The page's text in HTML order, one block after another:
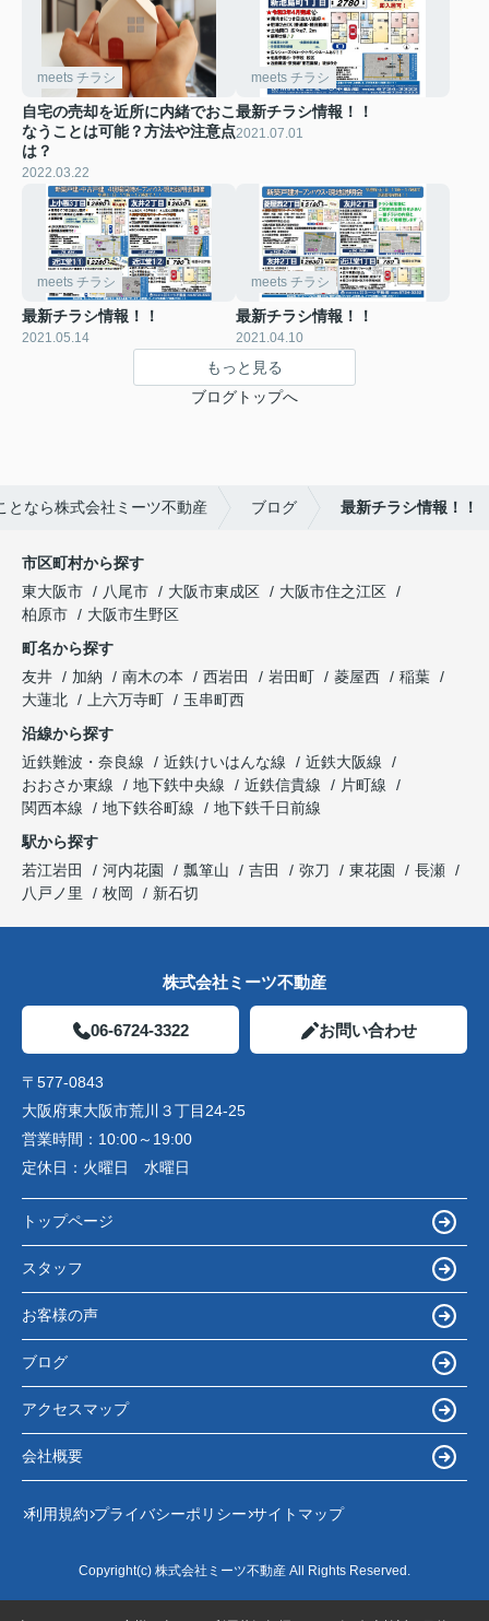
meets チラシ
自宅の売却を近所に内緒でおこ
なうことは可能？方法や注意点
は？
2022.03.22
meets チラシ
最新チラシ情報！！
2021.07.01
meets チラシ
最新チラシ情報！！
2021.05.14
meets チラシ
最新チラシ情報！！
2021.04.10
もっと見る
ブログトップへ
となら株式会社ミーツ不動産 ブログ 最新チラシ情報！！
市区町村から探す
東大阪市
八尾市 大阪市東成区
大阪市住之江区
柏原市
大阪市生野区
町名から探す
友井
加納 南木の本 西岩田 岩田町 菱屋西
稲葉
大蓮北
上六万寺町
玉串町西
沿線から探す
近鉄難波・奈良線
近鉄けいはんな線
近鉄大阪線
おおさか東線
地下鉄中央線 近鉄信貴線
片町線
関西本線
地下鉄谷町線
地下鉄千日前線
駅から探す
若江岩田
河内花園 瓢箪山 吉田 弥刀 東花園
長瀬
八戸ノ里
枚岡 新石切
株式会社ミーツ不動産
06-6724-3322 お問い合わせ
〒577-0843
大阪府東大阪市荒川３丁目24-25
営業時間： 10:00～19:00
定休日： 火曜日 水曜日
トップページ
スタッフ
お客様の声
ブログ
アクセスマップ
会社概要
利用規約 プライバシーポリシー サイトマップ
Copyright(c) 株式会社ミーツ不動産 All Rights Reserved.